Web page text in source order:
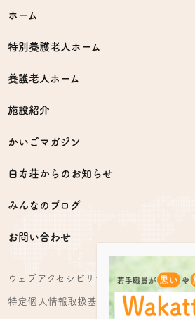
ホーム
特別養護老人ホーム
養護老人ホーム
施設紹介
かいごマガジン
白寿荘からのお知らせ
みんなのブログ
お問い合わせ
ウェブアクセシビリティ方針
特定個人情報取扱基本方針